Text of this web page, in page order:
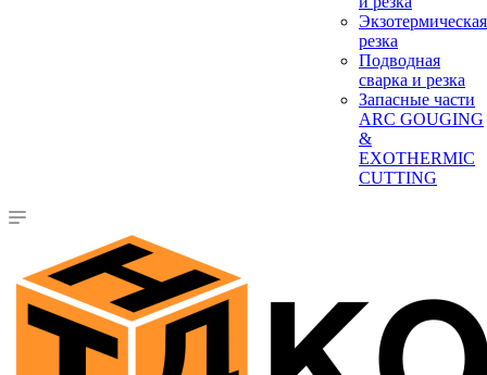
Экзотермическая
резка
Подводная
сварка и резка
Запасные части
ARC GOUGING
&
EXOTHERMIC
CUTTING